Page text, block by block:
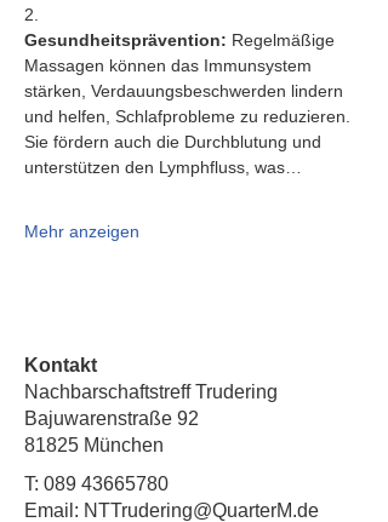
2.
Gesundheitsprävention: Regelmäßige
Massagen können das Immunsystem
stärken, Verdauungsbeschwerden lindern
und helfen, Schlafprobleme zu reduzieren.
Sie fördern auch die Durchblutung und
unterstützen den Lymphfluss, was…
Mehr anzeigen
Kontakt
Nachbarschaftstreff Trudering
Bajuwarenstraße 92
81825 München
T: 089 43665780
Email: NTTrudering@QuarterM.de